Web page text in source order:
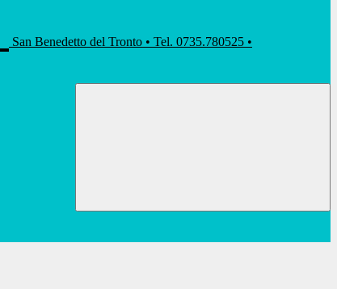
San Benedetto del Tronto • Tel. 0735.780525 •